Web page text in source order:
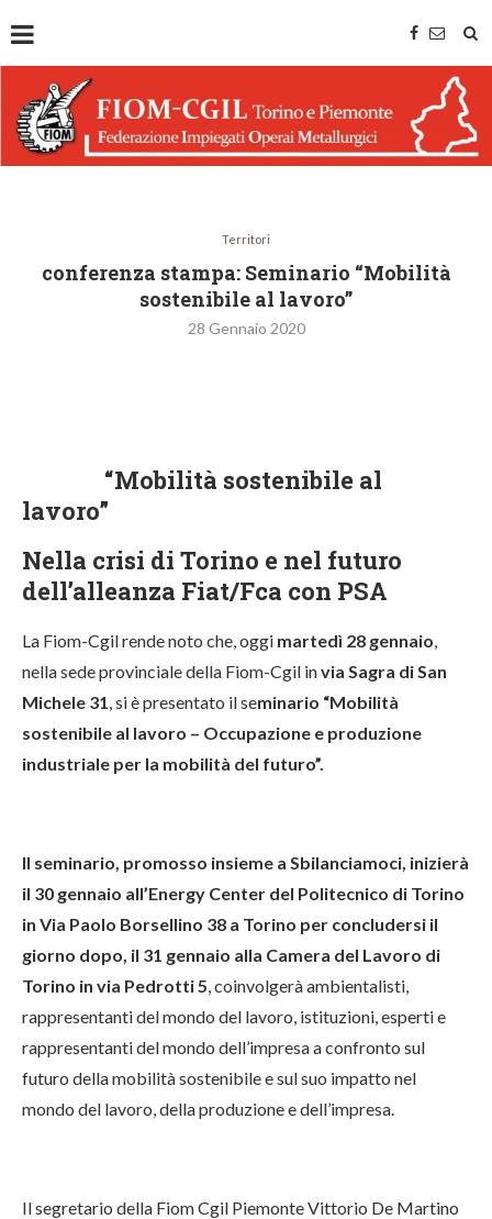
Territori
conferenza stampa: Seminario “Mobilità
sostenibile al lavoro”
28 Gennaio 2020
“Mobilità sostenibile al
lavoro”
Nella crisi di Torino e nel futuro
dell’alleanza Fiat/Fca con PSA
La Fiom-Cgil rende noto che, oggi martedì 28 gennaio
nella sede provinciale della Fiom-Cgil invia Sagra di San
Michele 31 , si è presentato il seminario “Mobilità
sostenibile al lavoro – Occupazione e produzione
industriale per la mobilità del futuro”.
Il seminario, promosso insieme a Sbilanciamoci, inizierà
il 30 gennaio all’Energy Center del Politecnico di Torino
in Via Paolo Borsellino 38 a Torino per concludersi il
giorno dopo, il 31 gennaio alla Camera del Lavoro di
Torino in via Pedrotti 5 , coinvolgerà ambientalisti,
rappresentanti del mondo del lavoro, istituzioni, esperti e
rappresentanti del mondo dell’impresa a confronto sul
futuro della mobilità sostenibile e sul suo impatto nel
mondo del lavoro, della produzione e dell’impresa.
Il segretario della Fiom Cgil Piemonte Vittorio De Martino